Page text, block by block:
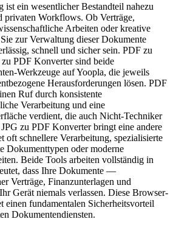
ist ein wesentlicher Bestandteil nahezu
privaten Workflows. Ob Verträge,
Arbeiten oder kreative
zur Verwaltung dieser Dokumente
schnell und sicher sein. PDF zu
PDF Konverter sind beide
Werkzeuge auf Yoopla, die jeweils
Herausforderungen lösen. PDF
Ruf durch konsistente
Verarbeitung und eine
verdient, die auch Nicht-Techniker
zu PDF Konverter bringt eine andere
oft schnellere Verarbeitung, spezialisierte
Dokumenttypen oder moderne
Beide Tools arbeiten vollständig in
dass Ihre Dokumente —
Verträge, Finanzunterlagen und
Gerät niemals verlassen. Diese Browser-
einen fundamentalen Sicherheitsvorteil
Dokumentendiensten.